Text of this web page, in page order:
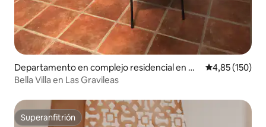
Departamento en complejo residencial en An
tigua Guatemala
Calificación
4,85 (150)
Bella Villa en Las Gravileas
Superanfitrión
Superanfitrión